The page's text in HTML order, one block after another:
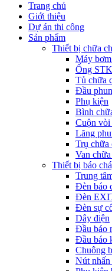
Trang chủ
Giới thiệu
Dự án thi công
Sản phẩm
Thiết bị chữa
Máy
Ống STK
Tủ chữa
Đầu
Phụ kiện
Bình
Cuộn vòi
Lăng
Trụ chữa
Van
Thiết bị báo
Trung
Đèn báo
Đèn
Đèn sự
Dây điện
Đầu báo
Đầu báo
Chuông
Nút nhấn